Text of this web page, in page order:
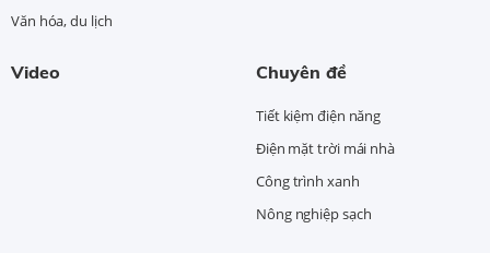
Văn hóa, du lịch
Video Chuyên đề
Tiết kiệm điện năng
Điện mặt trời mái nhà
Công trình xanh
Nông nghiệp sạch